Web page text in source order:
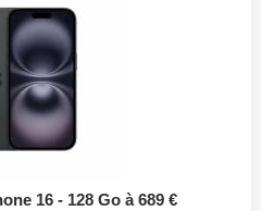
16 - 128 Go à 689 €